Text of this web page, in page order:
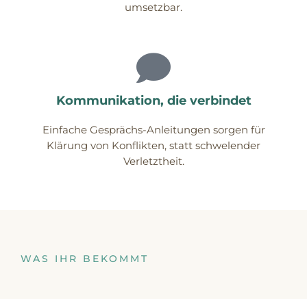
umsetzbar.
Kommunikation, die verbindet
Einfache Gesprächs-Anleitungen sorgen für
Klärung von Konflikten, statt schwelender
Verletztheit.
WAS IHR BEKOMMT